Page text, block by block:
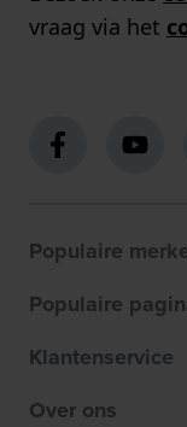
vraag via het
Populaire
Populaire
Klantenservice
Over ons